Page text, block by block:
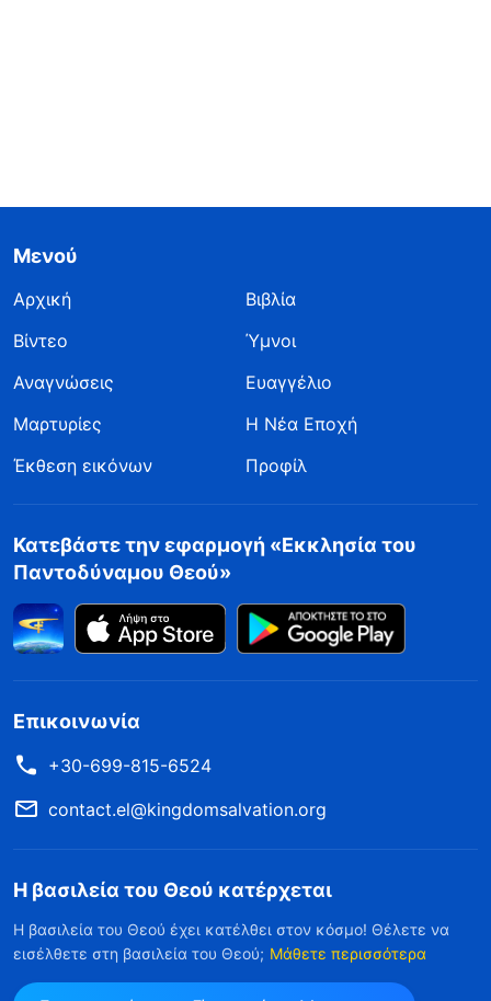
Μενού
Αρχική
Βιβλία
Βίντεο
Ύμνοι
Αναγνώσεις
Ευαγγέλιο
Μαρτυρίες
Η Νέα Εποχή
Έκθεση εικόνων
Προφίλ
Κατεβάστε την εφαρμογή «Εκκλησία του
Παντοδύναμου Θεού»
Επικοινωνία
+30-699-815-6524
contact.el@kingdomsalvation.org
Η βασιλεία του Θεού κατέρχεται
Η βασιλεία του Θεού έχει κατέλθει στον κόσμο! Θέλετε να
εισέλθετε στη βασιλεία του Θεού; Μάθετε περισσότερα